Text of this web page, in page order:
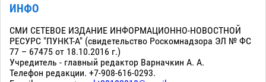
ИНФО
СМИ СЕТЕВОЕ ИЗДАНИЕ ИНФОРМАЦИОННО-НОВОСТНОЙ
РЕСУРС "ПУНКТ-А" (свидетельство Роскомнадзора ЭЛ № ФС
77 – 67475 от 18.10.2016 г.)
Учредитель - главный редактор Варначкин А. А.
Телефон редакции. +7-908-616-0293.